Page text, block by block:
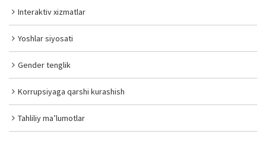
Interaktiv xizmatlar
Yoshlar siyosati
Gender tenglik
Korrupsiyaga qarshi kurashish
Tahliliy ma’lumotlar